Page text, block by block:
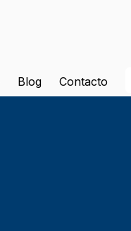
Blog Contacto